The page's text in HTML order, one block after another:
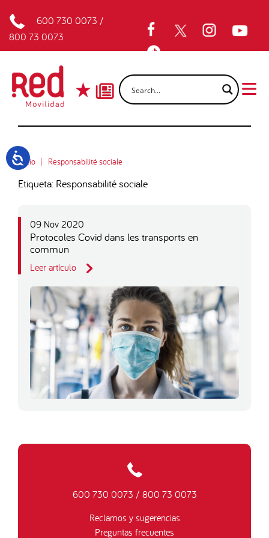
600 730 0073 /
800 73 0073
Inicio Responsabilité sociale
Etiqueta: Responsabilité sociale
09 Nov 2020
Protocoles Covid dans les transports en
commun
Leer artículo
600 730 0073 / 800 73 0073
Reclamos y sugerencias
Preguntas frecuentes